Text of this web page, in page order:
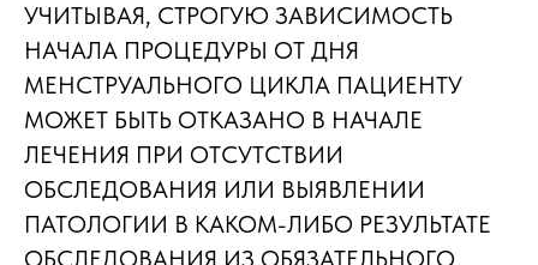
УЧИТЫВАЯ, СТРОГУЮ ЗАВИСИМОСТЬ
НАЧАЛА ПРОЦЕДУРЫ ОТ ДНЯ
МЕНСТРУАЛЬНОГО ЦИКЛА ПАЦИЕНТУ
МОЖЕТ БЫТЬ ОТКАЗАНО В НАЧАЛЕ
ЛЕЧЕНИЯ ПРИ ОТСУТСТВИИ
ОБСЛЕДОВАНИЯ ИЛИ ВЫЯВЛЕНИИ
ПАТОЛОГИИ В КАКОМ-ЛИБО РЕЗУЛЬТАТЕ